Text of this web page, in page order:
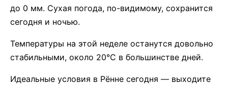
до 0 мм. Сухая погода, по-видимому, сохранится
сегодня и ночью.
Температуры на этой неделе останутся довольно
стабильными, около 20°C в большинстве дней.
Идеальные условия в Рённе сегодня — выходите